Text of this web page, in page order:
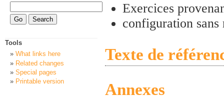
Exercices
configuration
Texte de
Annexes
Tools
What links here
Related changes
Special pages
Printable version